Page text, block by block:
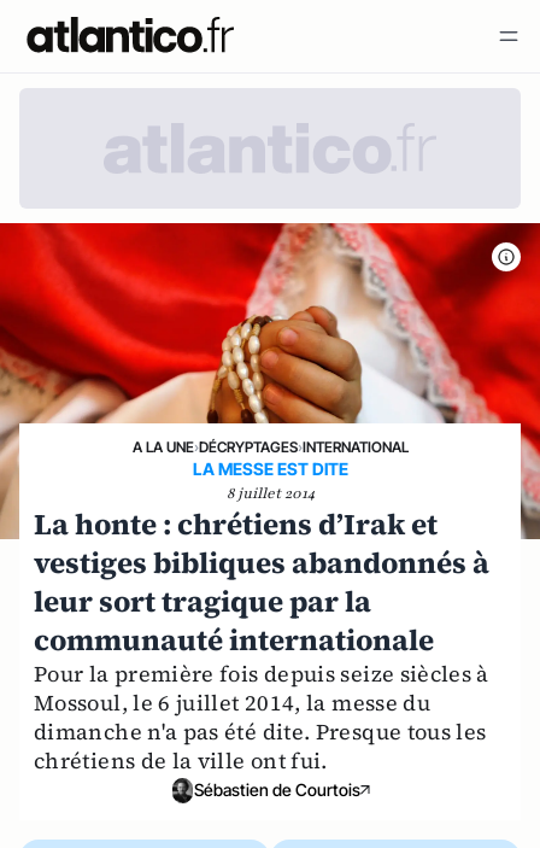
A LA UNE›DÉCRYPTAGES›INTERNATIONAL
LA MESSE EST DITE
8 juillet 2014
La honte : chrétiens d’Irak et
vestiges bibliques abandonnés à
leur sort tragique par la
communauté internationale
Pour la première fois depuis seize siècles à
Mossoul, le 6 juillet 2014, la messe du
dimanche n'a pas été dite. Presque tous les
chrétiens de la ville ont fui.
Sébastien de Courtois